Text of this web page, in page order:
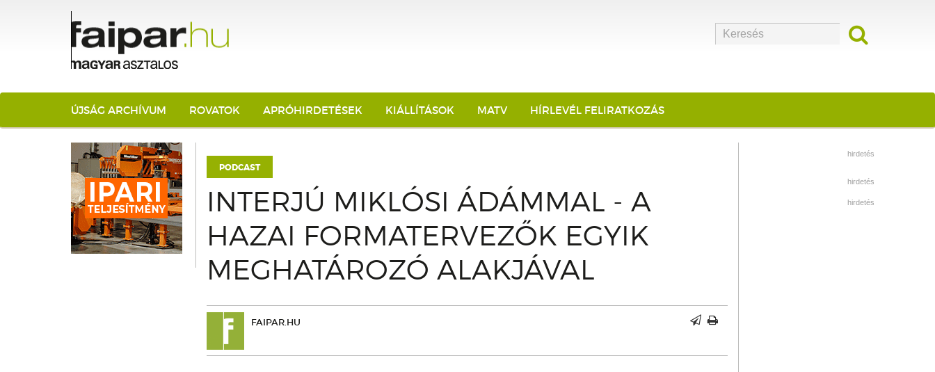
ÚJSÁG ARCHÍVUM ROVATOK APRÓHIRDETÉSEK KIÁLLÍTÁSOK MATV HÍRLEVÉL FELIRATKOZÁS
PODCAST
INTERJÚ MIKLÓSI ÁDÁMMAL - A
HAZAI FORMATERVEZŐK EGYIK
MEGHATÁROZÓ ALAKJÁVAL
FAIPAR.HU
hirdetés
hirdetés
hirdetés